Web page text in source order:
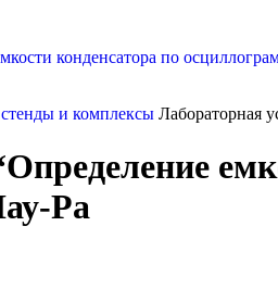
и комплексы Лабораторная
Ра